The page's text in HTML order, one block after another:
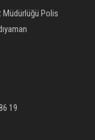
Polis
19